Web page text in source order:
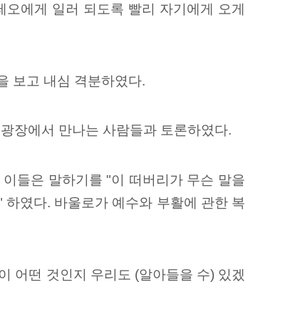
에게 일러 되도록 빨리 자기에게 오게
보고 내심 격분하였다.
장에서 만나는 사람들과 토론하였다.
들은 말하기를 "이 떠버리가 무슨 말을
였다. 바울로가 예수와 부활에 관한 복
어떤 것인지 우리도 (알아들을 수) 있겠